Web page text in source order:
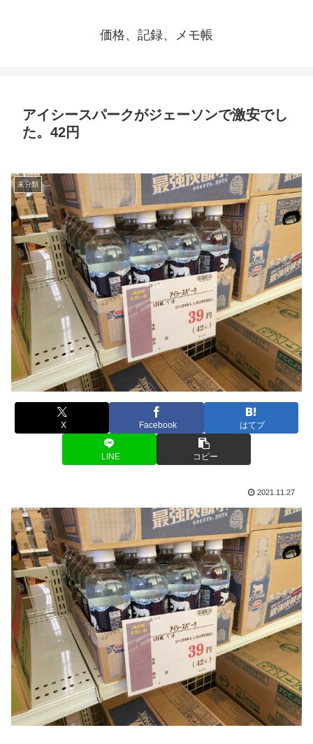
価格、記録、メモ帳
アイシースパークがジェーソンで激安でし
た。42円
未分類
X Facebook はてブ
LINE コピー
2021.11.27